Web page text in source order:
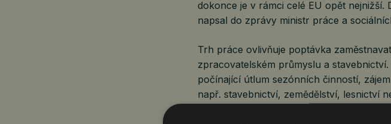
dokonce je v rámci celé EU opět
napsal do zprávy ministr práce a
Trh práce ovlivňuje poptávka
zpracovatelském průmyslu a
počínající útlum sezónních činností,
např. stavebnictví, zemědělství, lesnictví